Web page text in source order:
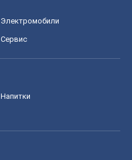
Электромобили
Сервис
Напитки